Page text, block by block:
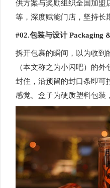
供方案与奖励组织全国加盟
等，深度赋能门店，坚持长
#02.包装与设计 Packaging
拆开包裹的瞬间，以为收到
（本文称之为小闪吧）的
封住，沿预留的封口条即可
感觉。盒子为硬质塑料包装